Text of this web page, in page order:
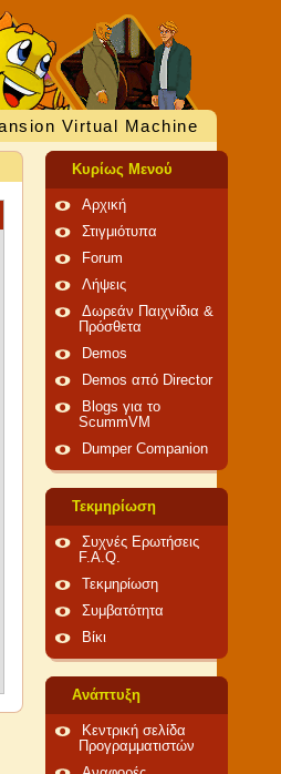
Virtual Machine
Κυρίως Μενού
Αρχική
Στιγμιότυπα
Forum
Λήψεις
Δωρεάν Παιχνίδια &
Πρόσθετα
Demos
Demos από Director
Blogs για το
ScummVM
Dumper Companion
Τεκμηρίωση
Συχνές Ερωτήσεις
F.A.Q.
Τεκμηρίωση
Συμβατότητα
Βίκι
Ανάπτυξη
Κεντρική σελίδα
Προγραμματιστών